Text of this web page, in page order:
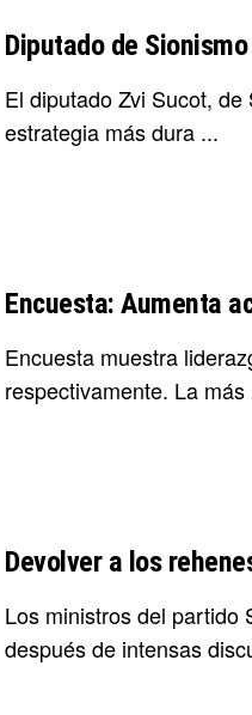
Diputado de
El diputado Zvi Sucot,
estrategia más dura ...
Encuesta: Aumenta
Encuesta muestra
respectivamente. La más
Devolver a los
Los ministros del partido
después de intensas